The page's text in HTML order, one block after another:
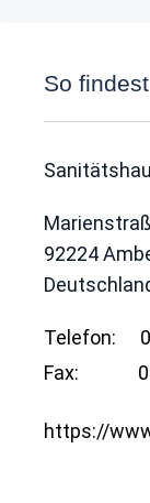
So
92224
Telefon:
Fax:
https://